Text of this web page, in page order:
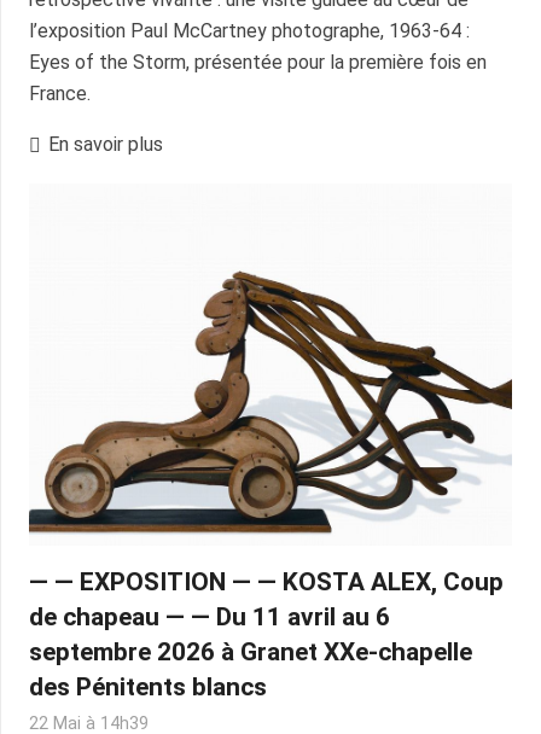
l’exposition Paul McCartney photographe, 1963‑64 :
Eyes of the Storm, présentée pour la première fois en
France.
En savoir plus
— — EXPOSITION — — KOSTA ALEX, Coup
de chapeau — — Du 11 avril au 6
septembre 2026 à Granet XXe-chapelle
des Pénitents blancs
22 Mai à 14h39